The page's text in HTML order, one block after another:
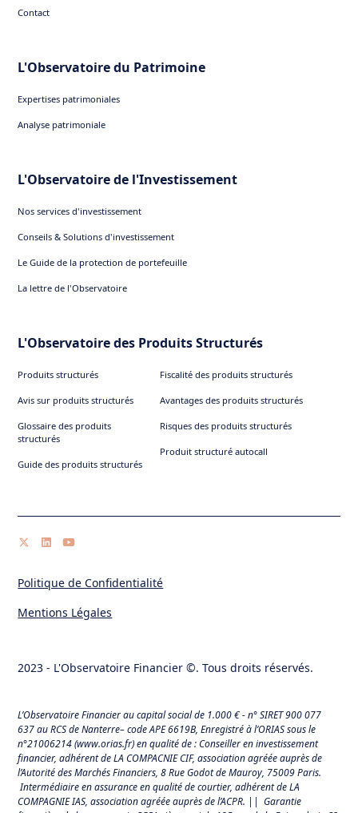
Contact
L'Observatoire du Patrimoine
Expertises patrimoniales
Analyse patrimoniale
L'Observatoire de l'Investissement
Nos services d'investissement
Conseils & Solutions d'investissement
Le Guide de la protection de portefeuille
La lettre de l'Observatoire
L'Observatoire des Produits Structurés
Produits structurés
Avis sur produits structurés
Glossaire des produits
structurés
Guide des produits structurés
Fiscalité des produits structurés
Avantages des produits structurés
Risques des produits structurés
Produit structuré autocall
2023 - L'Observatoire Financier ©. Tous droits réservés.
Politique de Confidentialité
Mentions Légales
L’Observatoire Financier au capital social de 1.000 € - n° SIRET 900 077
637 au RCS de Nanterre– code APE 6619B, Enregistré à l’ORIAS sous le
n°21006214 (www.orias.fr) en qualité de : Conseiller en investissement
financier, adhérent de LA COMPACNIE CIF, association agréée auprès de
l’Autorité des Marchés Financiers, 8 Rue Godot de Mauroy, 75009 Paris.
Intermédiaire en assurance en qualité de courtier, adhérent de LA
COMPAGNIE IAS, association agréée auprès de l’ACPR. || Garantie